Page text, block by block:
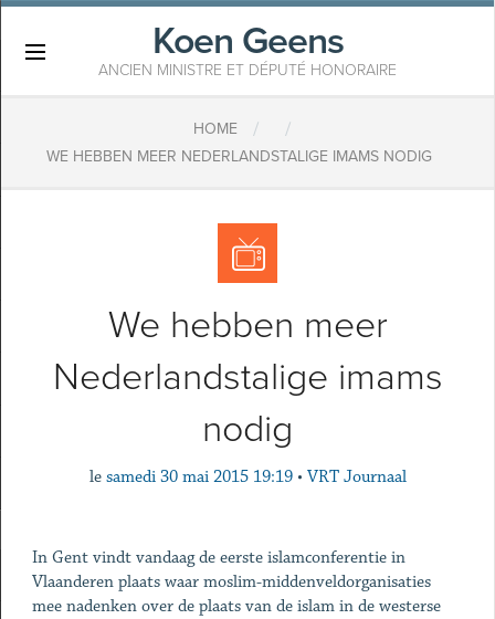
Koen Geens
ANCIEN MINISTRE ET DÉPUTÉ HONORAIRE
HOME / /
WE HEBBEN MEER NEDERLANDSTALIGE IMAMS NODIG
We hebben meer
Nederlandstalige imams
nodig
le samedi 30 mai 2015 19:19 • VRT Journaal
In Gent vindt vandaag de eerste islamconferentie in
Vlaanderen plaats waar moslim-middenveldorganisaties
mee nadenken over de plaats van de islam in de westerse